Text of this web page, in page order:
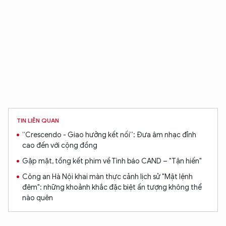
TIN LIÊN QUAN
“Crescendo - Giao hưởng kết nối”: Đưa âm nhạc đỉnh
cao đến với cộng đồng
Gặp mặt, tổng kết phim về Tình báo CAND – "Tận hiến"
Công an Hà Nội khai màn thực cảnh lịch sử "Mật lệnh
đêm": những khoảnh khắc đặc biệt ấn tượng không thể
nào quên